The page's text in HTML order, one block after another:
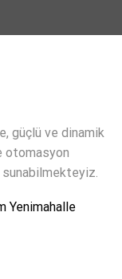
güçlü ve dinamik
otomasyon
sunabilmekteyiz.
Yenimahalle